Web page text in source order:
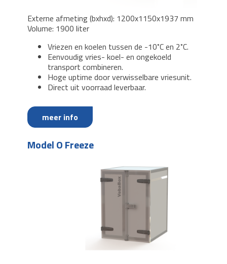
Externe afmeting (bxhxd): 1200x1150x1937 mm
Volume: 1900 liter
Vriezen en koelen tussen de -10˚C en 2˚C.
Eenvoudig vries- koel- en ongekoeld
transport combineren.
Hoge uptime door verwisselbare vriesunit.
Direct uit voorraad leverbaar.
meer info
Model O Freeze